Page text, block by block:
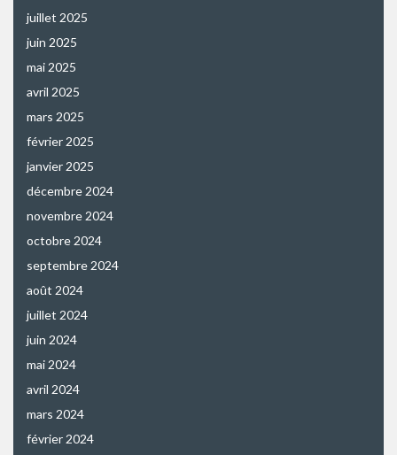
juillet 2025
juin 2025
mai 2025
avril 2025
mars 2025
février 2025
janvier 2025
décembre 2024
novembre 2024
octobre 2024
septembre 2024
août 2024
juillet 2024
juin 2024
mai 2024
avril 2024
mars 2024
février 2024